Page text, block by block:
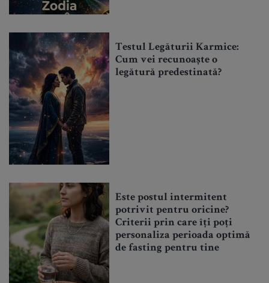
Testul Legăturii Karmice:
Cum vei recunoaște o
legătură predestinată?
Este postul intermitent
potrivit pentru oricine?
Criterii prin care îți poți
personaliza perioada optimă
de fasting pentru tine